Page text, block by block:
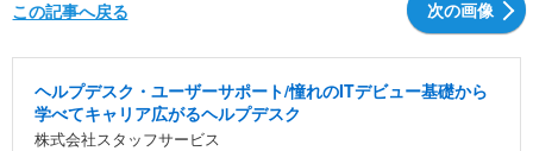
次の画像
この記事へ戻る
ヘルプデスク・ユーザーサポート/憧れのITデビュー基礎から
学べてキャリア広がるヘルプデスク
株式会社スタッフサービス